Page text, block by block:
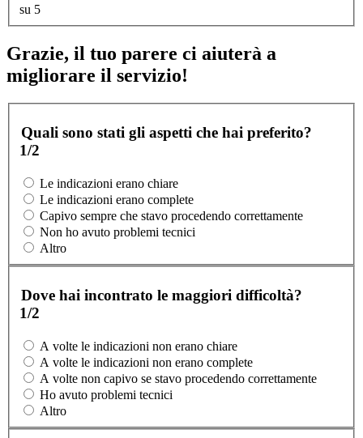
su 5
Grazie, il tuo parere ci aiuterà a
migliorare il servizio!
Quali sono stati gli aspetti che hai preferito?
1/2
Le indicazioni erano chiare
Le indicazioni erano complete
Capivo sempre che stavo procedendo correttamente
Non ho avuto problemi tecnici
Altro
Dove hai incontrato le maggiori difficoltà?
1/2
A volte le indicazioni non erano chiare
A volte le indicazioni non erano complete
A volte non capivo se stavo procedendo correttamente
Ho avuto problemi tecnici
Altro